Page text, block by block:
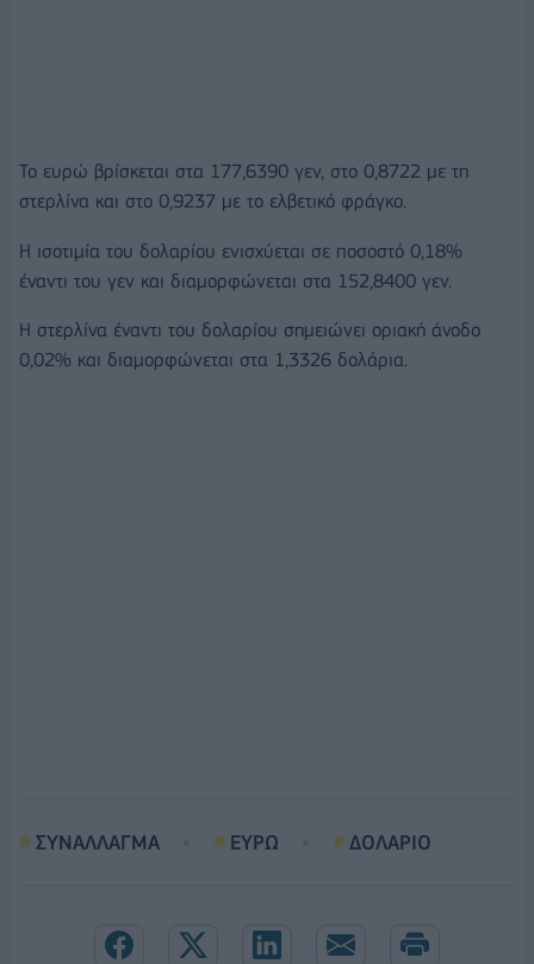
Το ευρώ βρίσκεται στα 177,6390 γεν, στο 0,8722 με τη
στερλίνα και στο 0,9237 με το ελβετικό φράγκο.
Η ισοτιμία του δολαρίου ενισχύεται σε ποσοστό 0,18%
έναντι του γεν και διαμορφώνεται στα 152,8400 γεν.
Η στερλίνα έναντι του δολαρίου σημειώνει οριακή άνοδο
0,02% και διαμορφώνεται στα 1,3326 δολάρια.
ΣΥΝΑΛΛΑΓΜΑ ΕΥΡΩ ΔΟΛΑΡΙΟ